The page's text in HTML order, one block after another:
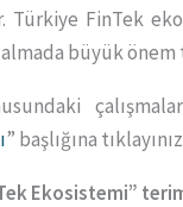
Türkiye FinTek
büyük önem
” başlığına
Ekosistemi”